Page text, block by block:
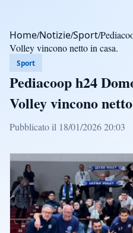
Home/Notizie/Sport/
Volley vincono netto in casa.
Sport
Pediacoop h24
Volley vincono
Pubblicato il 18/01/2026 20:03